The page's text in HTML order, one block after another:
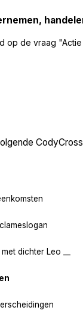
op de vraag
dichter Leo __